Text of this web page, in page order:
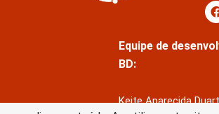
Equipe de
BD:
Keite Aparecida